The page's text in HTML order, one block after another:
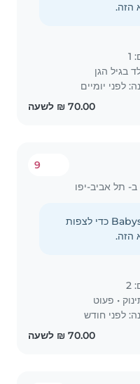
הזה.
בגיל הגן
לפני יומיים
תל אביב-יפו
9
הצטרפו ל-Babysits כדי לצפות
הזה.
2
• פעוט
לפני חודש